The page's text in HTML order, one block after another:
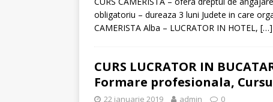
obligatoriu – dureaza 3 luni Judete in care
CAMERISTA Alba – LUCRATOR IN HOTEL, […]
CURS LUCRATOR IN
Formare profesionala,
22 ianuarie 2019 admin 0